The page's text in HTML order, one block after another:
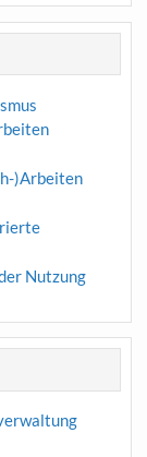
)Arbeiten
Nutzung